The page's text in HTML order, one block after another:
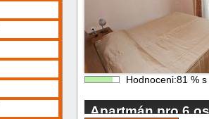
Hodnoceni:81 % s
Apartmán pro 6